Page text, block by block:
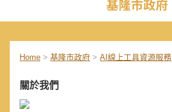
Home > 基隆市政府 > AI線上工具資源服務
關於我們